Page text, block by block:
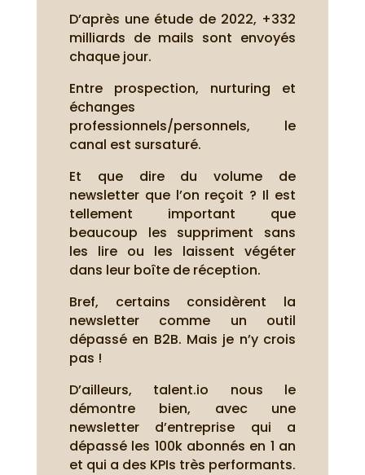
D’après une étude de 2022, +332
milliards de mails sont envoyés
chaque jour.
Entre prospection, nurturing et
échanges
professionnels/personnels, le
canal est sursaturé.
Et que dire du volume de
newsletter que l’on reçoit ? Il est
tellement important que
beaucoup les suppriment sans
les lire ou les laissent végéter
dans leur boîte de réception.
Bref, certains considèrent la
newsletter comme un outil
dépassé en B2B. Mais je n’y crois
pas !
D’ailleurs, talent.io nous le
démontre bien, avec une
newsletter d’entreprise qui a
dépassé les 100k abonnés en 1 an
et qui a des KPIs très performants.